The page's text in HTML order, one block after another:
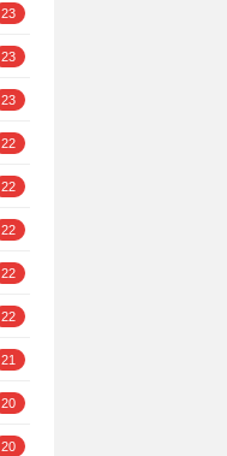
23
23
23
22
22
22
22
22
21
20
20